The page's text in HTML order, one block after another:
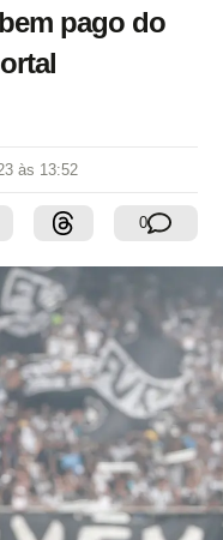
pago do
às 13:52
0